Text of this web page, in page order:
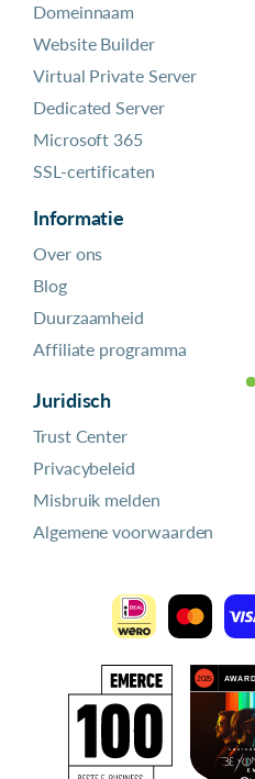
Domeinnaam
Website Builder
Virtual Private Server
Dedicated Server
Microsoft 365
SSL-certificaten
Informatie
Over ons
Blog
Duurzaamheid
Affiliate programma
Juridisch
Trust Center
Privacybeleid
Misbruik melden
Algemene voorwaarden